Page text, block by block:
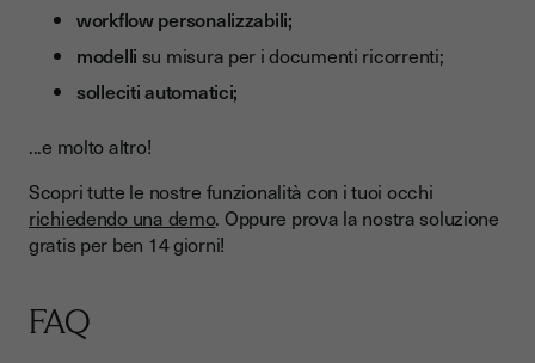
workflow personalizzabili;
modelli su misura per i documenti ricorrenti;
solleciti automatici;
...e molto altro!
Scopri tutte le nostre funzionalità con i tuoi occhi
richiedendo una demo. Oppure prova la nostra soluzione
gratis per ben 14 giorni!
FAQ